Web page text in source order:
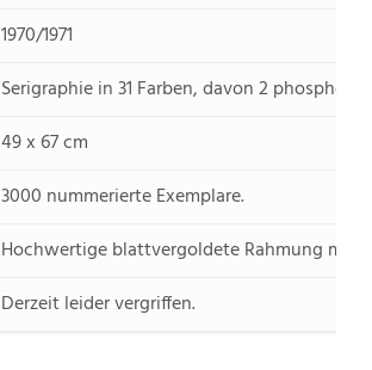
1970/1971
Serigraphie in 31 Farben, davon 2
49 x 67 cm
3000 nummerierte Exemplare.
Hochwertige blattvergoldete Rahmung mit
Derzeit leider vergriffen.